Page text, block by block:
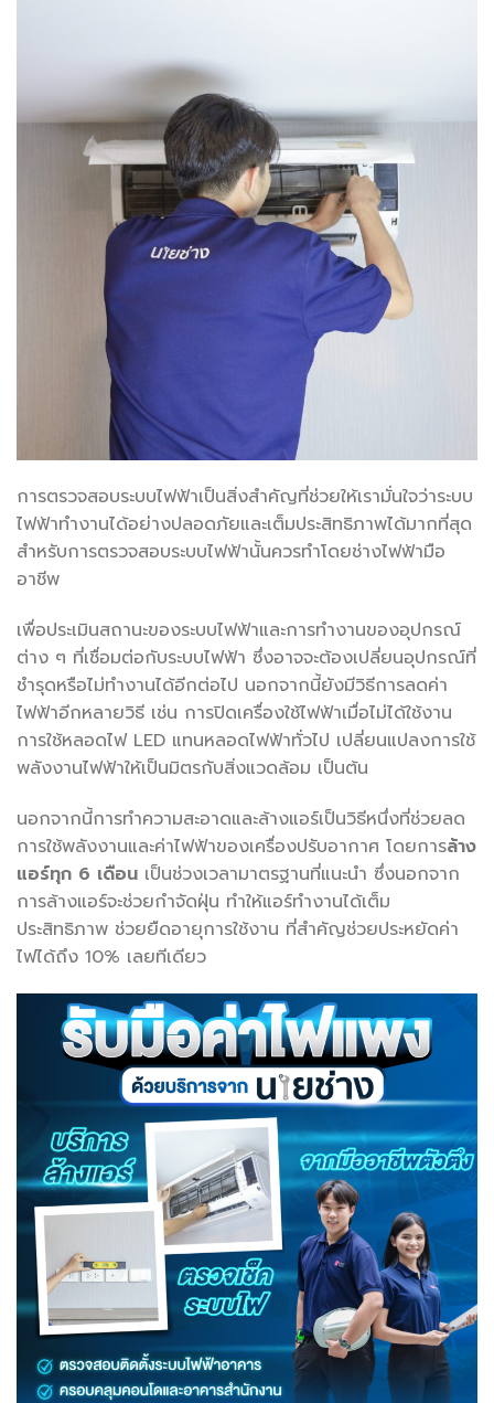
การตรวจสอบระบบไฟฟ้าเป็นสิ่งสำคัญที่ช่วยให้เรามั่นใจว่าระบบ
ไฟฟ้าทำงานได้อย่างปลอดภัยและเต็มประสิทธิภาพได้มากที่สุด
สำหรับการตรวจสอบระบบไฟฟ้านั้นควรทำโดยช่างไฟฟ้ามือ
อาชีพ
เพื่อประเมินสถานะของระบบไฟฟ้าและการทำงานของอุปกรณ์
ต่าง ๆ ที่เชื่อมต่อกับระบบไฟฟ้า ซึ่งอาจจะต้องเปลี่ยนอุปกรณ์ที่
ชำรุดหรือไม่ทำงานได้อีกต่อไป นอกจากนี้ยังมีวิธีการลดค่า
ไฟฟ้าอีกหลายวิธี เช่น การปิดเครื่องใช้ไฟฟ้าเมื่อไม่ได้ใช้งาน
การใช้หลอดไฟ LED แทนหลอดไฟฟ้าทั่วไป เปลี่ยนแปลงการใช้
พลังงานไฟฟ้าให้เป็นมิตรกับสิ่งแวดล้อม เป็นต้น
นอกจากนี้การทำความสะอาดและล้างแอร์เป็นวิธีหนึ่งที่ช่วยลด
การใช้พลังงานและค่าไฟฟ้าของเครื่องปรับอากาศ โดยการล้าง
แอร์ทุก 6 เดือน เป็นช่วงเวลามาตรฐานที่แนะนำ ซึ่งนอกจาก
การล้างแอร์จะช่วยกำจัดฝุ่น ทำให้แอร์ทำงานได้เต็ม
ประสิทธิภาพ ช่วยยืดอายุการใช้งาน ที่สำคัญช่วยประหยัดค่า
ไฟได้ถึง 10% เลยทีเดียว